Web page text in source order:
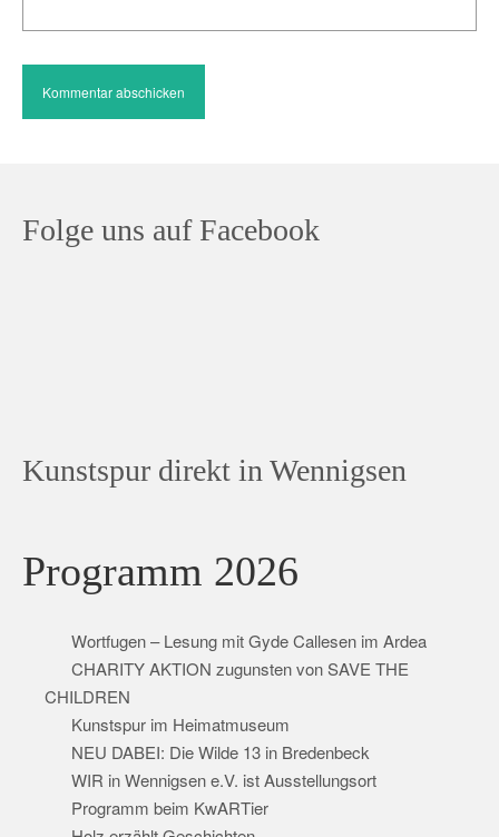
Folge uns auf Facebook
Kunstspur direkt in Wennigsen
Programm 2026
Wortfugen – Lesung mit Gyde Callesen im Ardea
CHARITY AKTION zugunsten von SAVE THE
CHILDREN
Kunstspur im Heimatmuseum
NEU DABEI: Die Wilde 13 in Bredenbeck
WIR in Wennigsen e.V. ist Ausstellungsort
Programm beim KwARTier